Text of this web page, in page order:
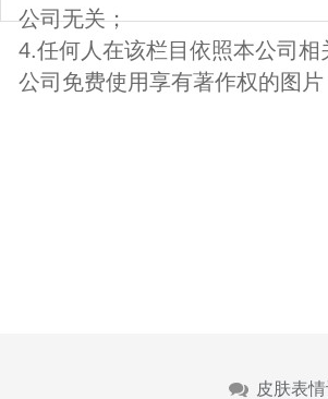
公司无关；
4.任何人在该栏目依照本公司
公司免费使用享有著作权的图
皮肤表